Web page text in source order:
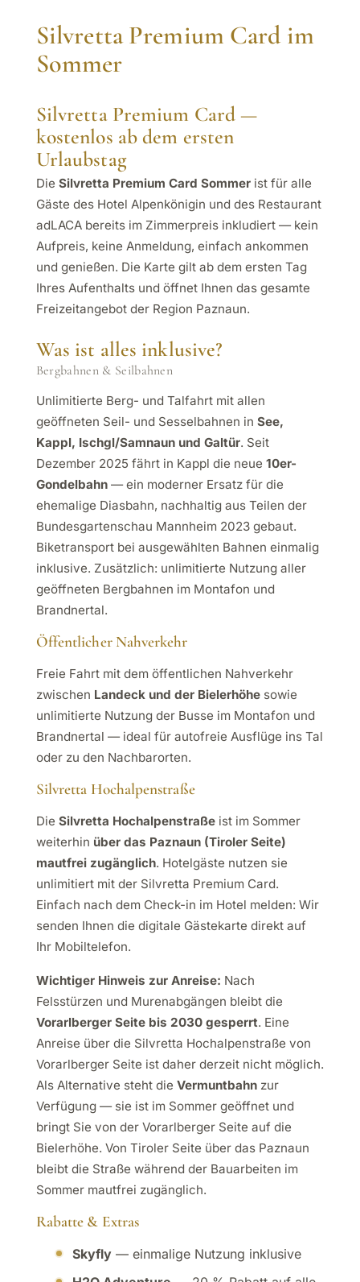
Silvretta Premium Card im
Sommer
Silvretta Premium Card —
kostenlos ab dem ersten
Urlaubstag
Die Silvretta Premium Card Sommerist für alle
Gäste des Hotel Alpenkönigin und des Restaurant
adLACA bereits im Zimmerpreis inkludiert — kein
Aufpreis, keine Anmeldung, einfach ankommen
und genießen. Die Karte gilt ab dem ersten Tag
Ihres Aufenthalts und öffnet Ihnen das gesamte
Freizeitangebot der Region Paznaun.
Was ist alles inklusive?
Bergbahnen & Seilbahnen
Unlimitierte Berg- und Talfahrt mit allen
geöffneten Seil- und Sesselbahnen in See,
Kappl, Ischgl/Samnaun und Galtür. Seit
Dezember 2025 fährt in Kappl die neue 10er-
Gondelbahn— ein moderner Ersatz für die
ehemalige Diasbahn, nachhaltig aus Teilen der
Bundesgartenschau Mannheim 2023 gebaut.
Biketransport bei ausgewählten Bahnen einmalig
inklusive. Zusätzlich: unlimitierte Nutzung aller
geöffneten Bergbahnen im Montafon und
Brandnertal.
Öffentlicher Nahverkehr
Freie Fahrt mit dem öffentlichen Nahverkehr
zwischen Landeck und der Bielerhöhesowie
unlimitierte Nutzung der Busse im Montafon und
Brandnertal — ideal für autofreie Ausflüge ins Tal
oder zu den Nachbarorten.
Silvretta Hochalpenstraße
Die Silvretta Hochalpenstraßeist im Sommer
weiterhin über das Paznaun (Tiroler Seite)
mautfrei zugänglich. Hotelgäste nutzen sie
unlimitiert mit der Silvretta Premium Card.
Einfach nach dem Check-in im Hotel melden: Wir
senden Ihnen die digitale Gästekarte direkt auf
Ihr Mobiltelefon.
Wichtiger Hinweis zur Anreise: Nach
Felsstürzen und Murenabgängen bleibt die
Vorarlberger Seite bis 2030 gesperrt. Eine
Anreise über die Silvretta Hochalpenstraße von
Vorarlberger Seite ist daher derzeit nicht möglich.
Als Alternative steht die Vermuntbahnzur
Verfügung — sie ist im Sommer geöffnet und
bringt Sie von der Vorarlberger Seite auf die
Bielerhöhe. Von Tiroler Seite über das Paznaun
bleibt die Straße während der Bauarbeiten im
Sommer mautfrei zugänglich.
Rabatte & Extras
Skyfly— einmalige Nutzung inklusive